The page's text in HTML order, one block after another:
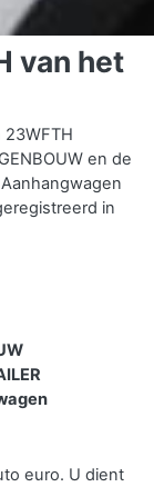
van het
en de
in
euro. U dient